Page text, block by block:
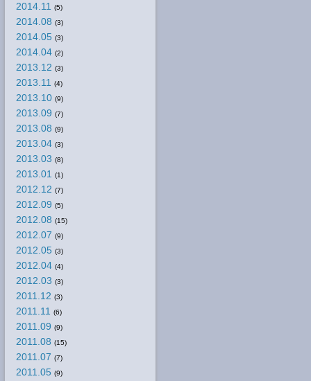
2014.11 (5)
2014.08 (3)
2014.05 (3)
2014.04 (2)
2013.12 (3)
2013.11 (4)
2013.10 (9)
2013.09 (7)
2013.08 (9)
2013.04 (3)
2013.03 (8)
2013.01 (1)
2012.12 (7)
2012.09 (5)
2012.08 (15)
2012.07 (9)
2012.05 (3)
2012.04 (4)
2012.03 (3)
2011.12 (3)
2011.11 (6)
2011.09 (9)
2011.08 (15)
2011.07 (7)
2011.05 (9)